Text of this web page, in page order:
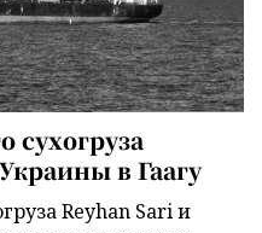
сухогруза
в Гаагу
Reyhan Sari и